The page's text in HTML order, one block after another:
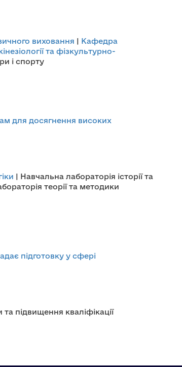
виховання | Кафедра
та фізкультурно-
і спорту
для досягнення високих
| Навчальна лабораторія історії та
теорії та методики
підготовку у сфері
та підвищення кваліфікації